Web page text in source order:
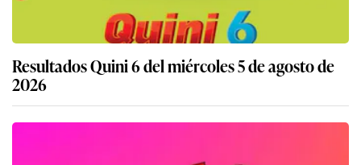
Resultados Quini 6 del miércoles 5 de agosto de
2026